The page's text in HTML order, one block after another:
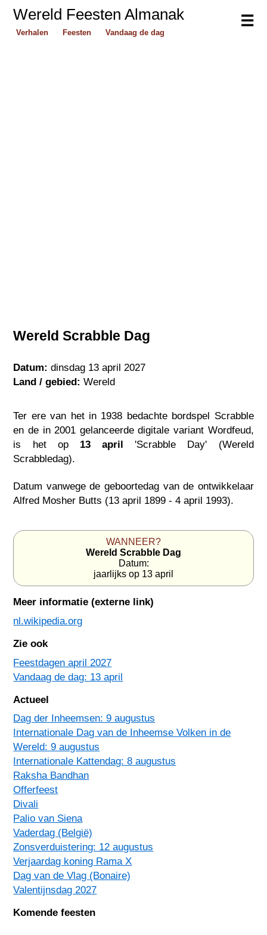
☰
Wereld Feesten Almanak
Verhalen Feesten Vandaag de dag
Wereld Scrabble Dag
Datum: dinsdag 13 april 2027
Land / gebied: Wereld
Ter ere van het in 1938 bedachte bordspel Scrabble
en de in 2001 gelanceerde digitale variant Wordfeud,
is het op 13 april 'Scrabble Day' (Wereld
Scrabbledag).
Datum vanwege de geboortedag van de ontwikkelaar
Alfred Mosher Butts (13 april 1899 - 4 april 1993).
WANNEER?
Wereld Scrabble Dag
Datum:
jaarlijks op 13 april
Meer informatie (externe link)
nl.wikipedia.org
Zie ook
Feestdagen april 2027
Vandaag de dag: 13 april
Actueel
Dag der Inheemsen: 9 augustus
Internationale Dag van de Inheemse Volken in de
Wereld: 9 augustus
Internationale Kattendag: 8 augustus
Raksha Bandhan
Offerfeest
Divali
Palio van Siena
Vaderdag (België)
Zonsverduistering: 12 augustus
Verjaardag koning Rama X
Dag van de Vlag (Bonaire)
Valentijnsdag 2027
Komende feesten